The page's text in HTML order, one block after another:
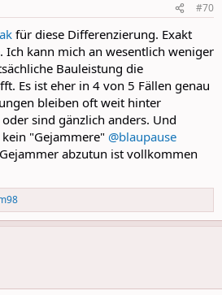
#70
für diese Differenzierung. Exakt
Ich kann mich an wesentlich weniger
Bauleistung die
Es ist eher in 4 von 5 Fällen genau
bleiben oft weit hinter
sind gänzlich anders. Und
"Gejammere" @blaupause
abzutun ist vollkommen